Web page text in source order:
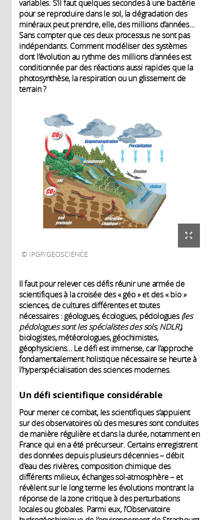
variables. S’il faut quelques secondes à une bactérie
pour se reproduire dans le sol, la dégradation des
minéraux peut prendre, elle, des millions d’années…
Sans compter que ces deux processus ne sont pas
indépendants. Comment modéliser des systèmes
dont l’évolution au rythme des millions d’années est
conditionnée par des réactions aussi rapides que la
photosynthèse, la respiration ou un glissement de
terrain ?
IPGP/GEOSCIENCE
Il faut pour relever ces défis réunir une armée de
scientifiques à la croisée des « géo » et des « bio »
sciences, de cultures différentes et toutes
nécessaires : géologues, écologues, pédologues(les
pédologues sont les spécialistes des sols, NDLR),
biologistes, météorologues, géochimistes,
géophysiciens… Le défi est immense, car l’approche
fondamentalement holistique nécessaire se heurte à
l’hyperspécialisation des sciences modernes.
Un défi scientifique considérable
Pour mener ce combat, les scientifiques s’appuient
sur des observatoires où des mesures sont conduites
de manière régulière et dans la durée, notamment en
France qui en a été précurseur. Certains enregistrent
des données depuis plusieurs décennies – débit
d’eau des rivières, composition chimique des
différents milieux, échanges sol-atmosphère – et
révèlent sur le long terme les évolutions montrant la
réponse de la zone critique à des perturbations
locales ou globales. Parmi eux, l’Observatoire